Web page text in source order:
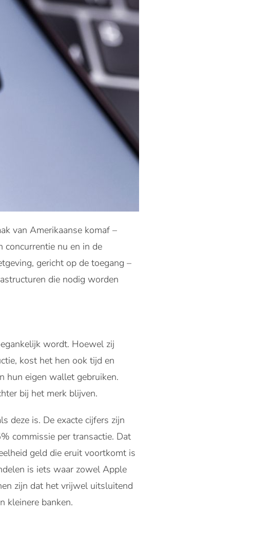
van Amerikaanse komaf –
concurrentie nu en in de
gericht op de toegang –
die nodig worden
wordt. Hoewel zij
kost het hen ook tijd en
hun eigen wallet gebruiken.
bij het merk blijven.
deze is. De exacte cijfers zijn
commissie per transactie. Dat
geld die eruit voortkomt is
is iets waar zowel Apple
zijn dat het vrijwel uitsluitend
kleinere banken.